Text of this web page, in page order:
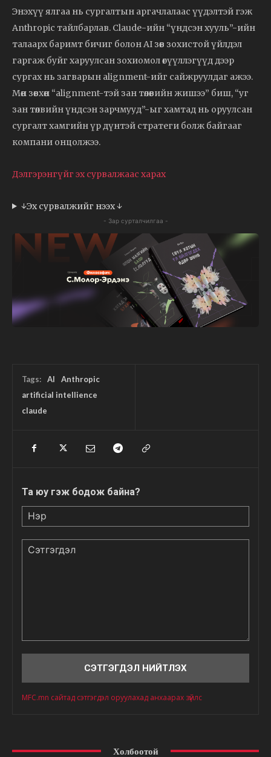
Энэхүү ялгаа нь сургалтын аргачлалаас үүдэлтэй гэж
Anthropic тайлбарлав. Claude-ийн “үндсэн хууль”-ийн
талаарх баримт бичиг болон AI зөв зохистой үйлдэл
гаргаж буйг харуулсан зохиомол өгүүллэгүүд дээр
сургах нь загварын alignment-ийг сайжруулдаг ажээ.
Мөн зөвхөн “alignment-тэй зан төлөвийн жишээ” биш, “уг
зан төлвийн үндсэн зарчмууд”-ыг хамтад нь оруулсан
сургалт хамгийн үр дүнтэй стратеги болж байгааг
компани онцолжээ.
Дэлгэрэнгүйг эх сурвалжаас харах
↓Эх сурвалжийг нээх ↓
- Зар сурталчилгаа -
Tags: AI
Anthropic
artificial intellience
claude
Та юу гэж бодож байна?
MFC.mn сайтад сэтгэгдэл оруулахад анхаарах зүйлс
Холбоотой